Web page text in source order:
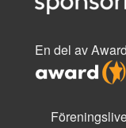
En del av